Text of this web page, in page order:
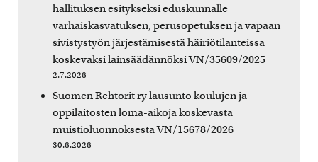
hallituksen esitykseksi eduskunnalle
varhaiskasvatuksen, perusopetuksen ja vapaan
sivistystyön järjestämisestä häiriötilanteissa
koskevaksi lainsäädännöksi VN/35609/2025
2.7.2026
Suomen Rehtorit ry lausunto koulujen ja
oppilaitosten loma-aikoja koskevasta
muistioluonnoksesta VN/15678/2026
30.6.2026